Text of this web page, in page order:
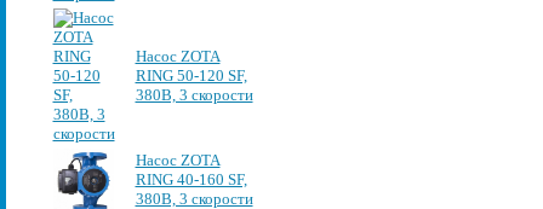
Насос ZOTA
RING 50-120 SF,
380В, 3 скорости
Насос ZOTA
RING 40-160 SF,
380В, 3 скорости